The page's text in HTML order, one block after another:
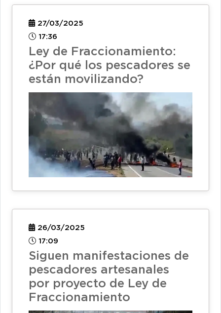
27/03/2025
17:36
Ley de Fraccionamiento:
¿Por qué los pescadores se
están movilizando?
26/03/2025
17:09
Siguen manifestaciones de
pescadores artesanales
por proyecto de Ley de
Fraccionamiento